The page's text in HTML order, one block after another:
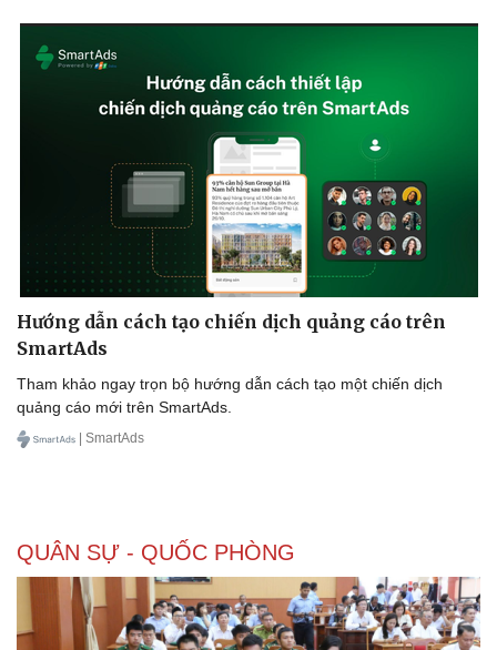
Thể thao
Lịch thi đấu bóng đá
Thế giới thể thao
Ô tô - Xe máy
Xe máy
Hướng dẫn cách tạo chiến dịch quảng cáo trên
SmartAds
Tham khảo ngay trọn bộ hướng dẫn cách tạo một chiến dịch
quảng cáo mới trên SmartAds.
| SmartAds
QUÂN SỰ - QUỐC PHÒNG